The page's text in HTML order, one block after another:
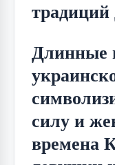
традиций
Длинные
силу и
времена